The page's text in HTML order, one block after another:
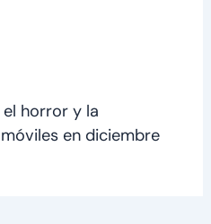
horror y la
en diciembre